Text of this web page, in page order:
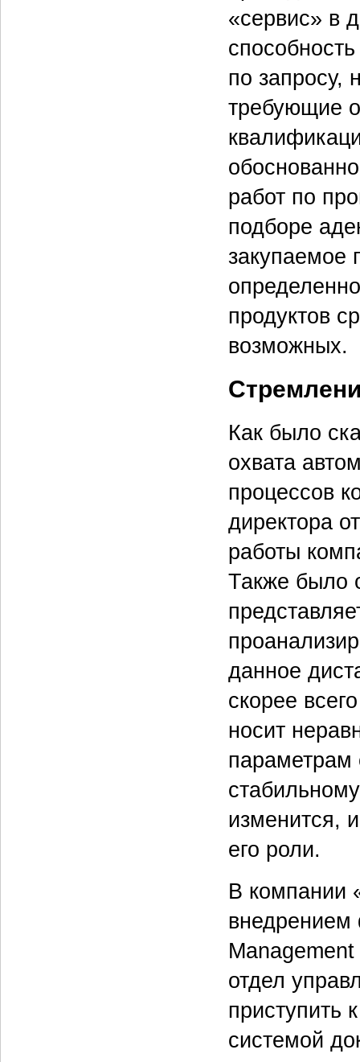
«сервис» в
по запросу,
требующие
работ по
подборе
закупаемое
продуктов
возможных.
Как было
охвата
процессов
директора
работы
Также было
данное
скорее
носит
параметрам
изменится,
его роли.
В компании
внедрением
отдел
приступить
системой